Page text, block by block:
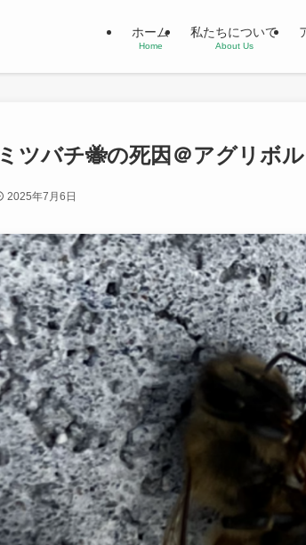
ホーム
Home
私たちについて
About Us
ミツバチ🐝の死因＠アグリボ
2025年7月6日